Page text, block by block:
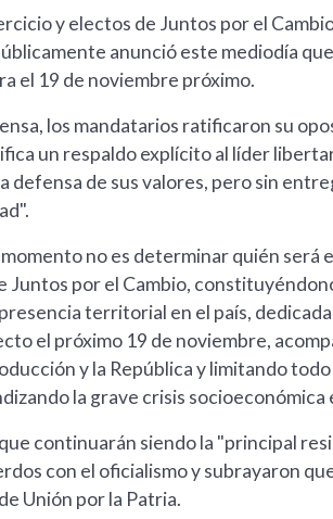
y electos de Juntos por el
anunció este mediodía
el 19 de noviembre próximo.
los mandatarios ratificaron su
un respaldo explícito al líder
defensa de sus valores, pero sin
no es determinar quién será
Juntos por el Cambio,
territorial en el país,
el próximo 19 de noviembre,
y la República y limitando
la grave crisis
continuarán siendo la "principal
con el oficialismo y subrayaron
Unión por la Patria.